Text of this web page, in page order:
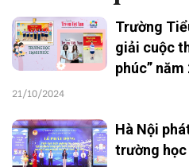
Trường
giải cuộc
phúc” năm
21/10/2024
Hà Nội
trường học